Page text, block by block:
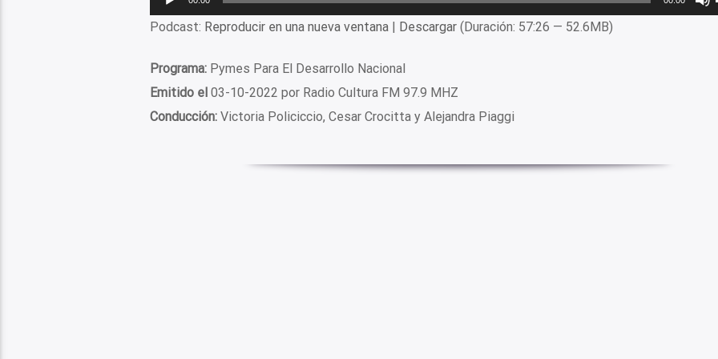
de
Podcast: Reproducir en una nueva ventana| Descargar(Duración: 57:26 — 52.6MB)
Programa:Pymes Para El Desarrollo Nacional
Emitido el 03-10-2022 por Radio Cultura FM 97.9 MHZ
Conducción:Victoria Policiccio, Cesar Crocitta y Alejandra Piaggi